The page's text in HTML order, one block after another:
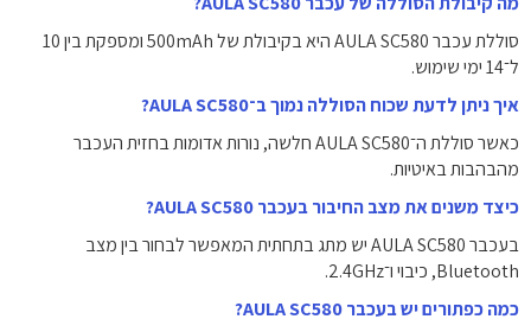
סוללת עכבר AULA SC580 היא בקיבולת של ‎500mAh ומספקת בין 10
ל־14 ימי שימוש.
איך ניתן לדעת שכוח הסוללה נמוך ב־AULA SC580?
כאשר סוללת ה־AULA SC580 חלשה, נורות אדומות בחזית העכבר
מהבהבות באיטיות.
כיצד משנים את מצב החיבור בעכבר AULA SC580?
בעכבר AULA SC580 יש מתג בתחתית המאפשר לבחור בין מצב
Bluetooth, כיבוי ו־2.4GHz.
כמה כפתורים יש בעכבר AULA SC580?